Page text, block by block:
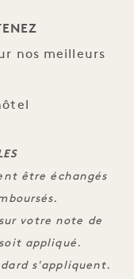
nos meilleurs
être échangés
votre note de
appliqué.
s'appliquent.